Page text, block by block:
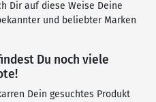
Dir auf diese Weise Deine
und beliebter Marken
Du noch viele
Dein gesuchtes Produkt